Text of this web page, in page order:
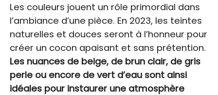
Les couleurs jouent un rôle primordial dans
l’ambiance d’une pièce. En 2023, les teintes
naturelles et douces seront à l’honneur pour
créer un cocon apaisant et sans prétention.
Les nuances de beige, de brun clair, de gris
perle ou encore de vert d’eau sont ainsi
idéales pour instaurer une atmosphère